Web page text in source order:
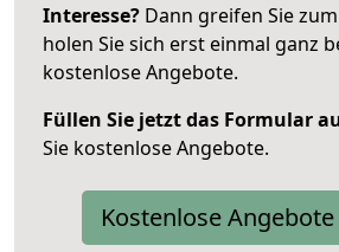
Interesse? Dann greifen Sie
holen Sie sich erst einmal ganz
kostenlose Angebote.
Füllen Sie jetzt das Formular
Sie kostenlose Angebote.
Kostenlose